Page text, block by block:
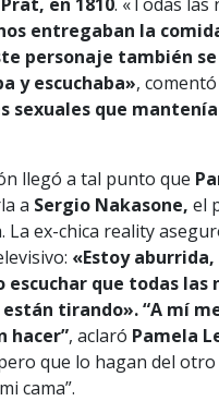
entregaban la
personaje también
y escuchaba», comentó
sexuales que
llegó a tal punto que
a Sergio Nakasone, el
La ex-chica reality
«Estoy
escuchar que todas las
están tirando».“A mí
hacer”, aclaró Pamela
que lo hagan del
cama”.